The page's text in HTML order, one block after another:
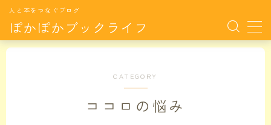
ぽかぽかブックライフ
人と本をつなぐブログ
MENU
CATEGORY
ココロの悩み